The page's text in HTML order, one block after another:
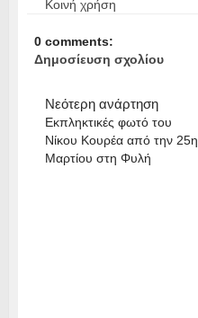
Κοινή χρήση
0 comments:
Δημοσίευση σχολίου
Νεότερη ανάρτηση
Εκπληκτικές φωτό του
Νίκου Κουρέα από την 25η
Μαρτίου στη Φυλή